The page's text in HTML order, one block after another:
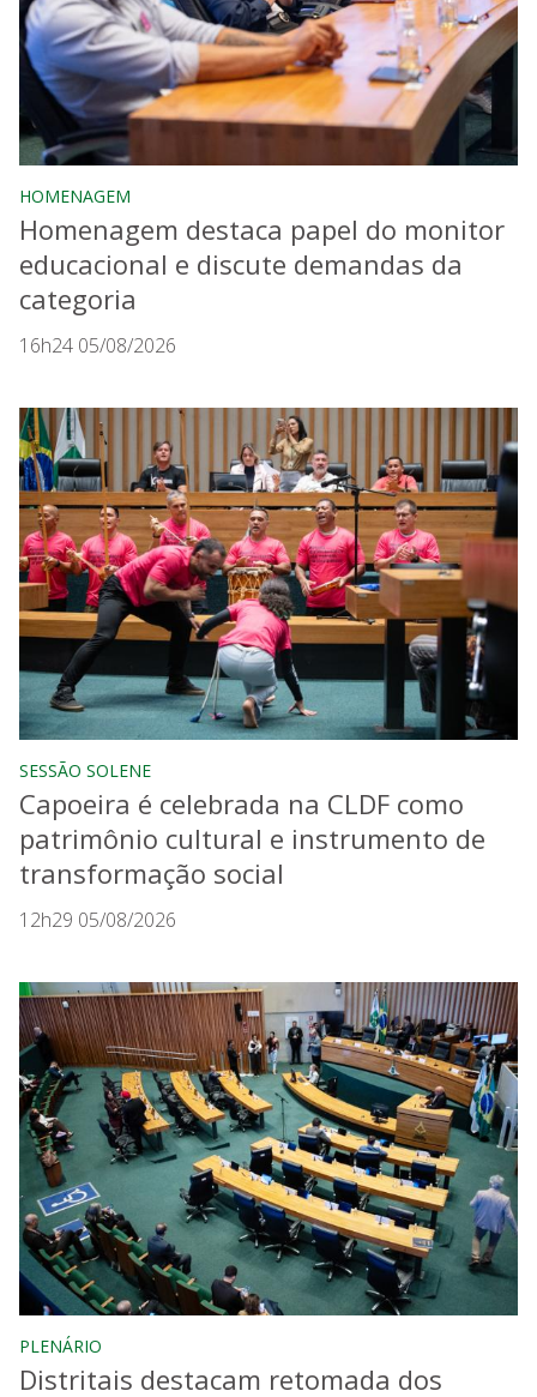
HOMENAGEM
Homenagem destaca papel do monitor
educacional e discute demandas da
categoria
16h24 05/08/2026
SESSÃO SOLENE
Capoeira é celebrada na CLDF como
patrimônio cultural e instrumento de
transformação social
12h29 05/08/2026
PLENÁRIO
Distritais destacam retomada dos